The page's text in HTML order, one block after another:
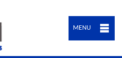
MENU